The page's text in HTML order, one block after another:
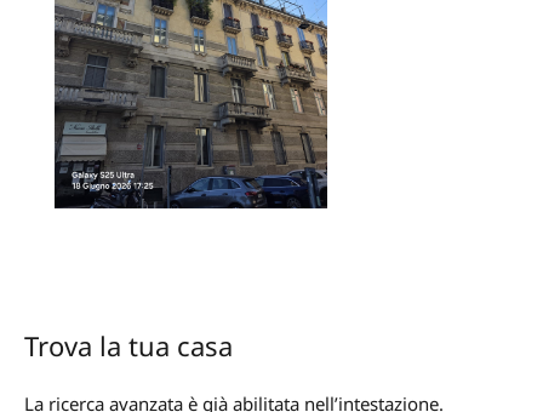
Trova la tua casa
La ricerca avanzata è già abilitata nell’intestazione.